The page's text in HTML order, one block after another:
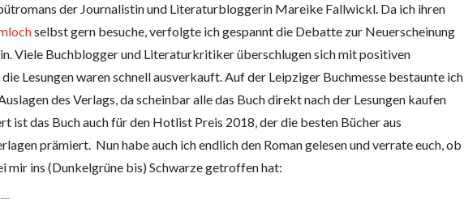
der Journalistin und Literaturbloggerin Mareike Fallwickl. Da ich ihren
selbst gern besuche, verfolgte ich gespannt die Debatte zur Neuerscheinung
Viele Buchblogger und Literaturkritiker überschlugen sich mit positiven
die Lesungen waren schnell ausverkauft. Auf der Leipziger Buchmesse bestaunte ich
des Verlags, da scheinbar alle das Buch direkt nach der Lesungen kaufen
ist das Buch auch für den Hotlist Preis 2018, der die besten Bücher aus
prämiert. Nun habe auch ich endlich den Roman gelesen und verrate euch, ob
mir ins (Dunkelgrüne bis) Schwarze getroffen hat: